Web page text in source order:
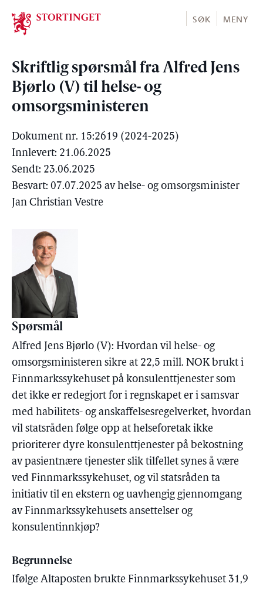
Stortinget.no
SØK MENY
Skriftlig spørsmål fra Alfred Jens
Bjørlo (V) til helse- og
omsorgsministeren
Dokument nr. 15:2619 (2024-2025)
Innlevert: 21.06.2025
Sendt: 23.06.2025
Besvart: 07.07.2025 av helse- og omsorgsminister
Jan Christian Vestre
Spørsmål
Alfred Jens Bjørlo (V): Hvordan vil helse- og
omsorgsministeren sikre at 22,5 mill. NOK brukt i
Finnmarkssykehuset på konsulenttjenester som
det ikke er redegjort for i regnskapet er i samsvar
med habilitets- og anskaffelsesregelverket, hvordan
vil statsråden følge opp at helseforetak ikke
prioriterer dyre konsulenttjenester på bekostning
av pasientnære tjenester slik tilfellet synes å være
ved Finnmarkssykehuset, og vil statsråden ta
initiativ til en ekstern og uavhengig gjennomgang
av Finnmarkssykehusets ansettelser og
konsulentinnkjøp?
Begrunnelse
Ifølge Altaposten brukte Finnmarkssykehuset 31,9